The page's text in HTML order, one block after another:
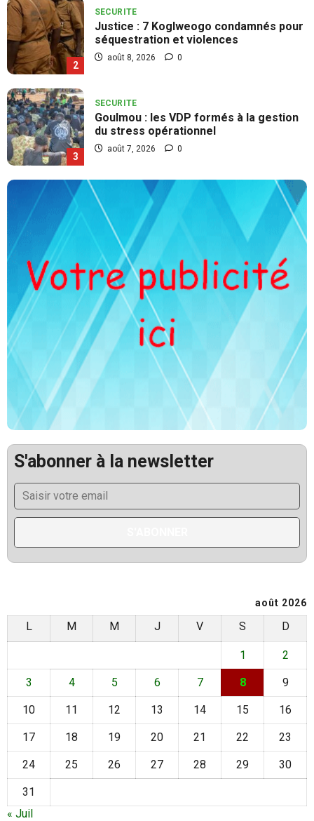
2
SECURITE
Justice : 7 Koglweogo condamnés pour
séquestration et violences
août 8, 2026 0
3
SECURITE
Goulmou : les VDP formés à la gestion
du stress opérationnel
août 7, 2026 0
CULTURE
Burkina : 18 événements culturels
contraires aux bonnes mœurs interdits
août 7, 2026
5
SOCIETE
Côte d’Ivoire : 4 661 détenus
recouvrent la liberté
août 7, 2026
S'abonner à la newsletter
août 2026
L M M J V S D
1 2
3 4 5 6 7 8 9
10 11 12 13 14 15 16
17 18 19 20 21 22 23
24 25 26 27 28 29 30
31
« Juil